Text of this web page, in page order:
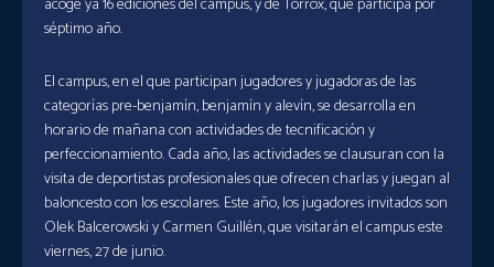
acoge ya 16 ediciones del campus, y de Torrox, que participa por
séptimo año.
El campus, en el que participan jugadores y jugadoras de las
categorías pre-benjamín, benjamín y alevín, se desarrolla en
horario de mañana con actividades de tecnificación y
perfeccionamiento. Cada año, las actividades se clausuran con la
visita de deportistas profesionales que ofrecen charlas y juegan al
baloncesto con los escolares. Este año, los jugadores invitados son
Olek Balcerowski y Carmen Guillén, que visitarán el campus este
viernes, 27 de junio.